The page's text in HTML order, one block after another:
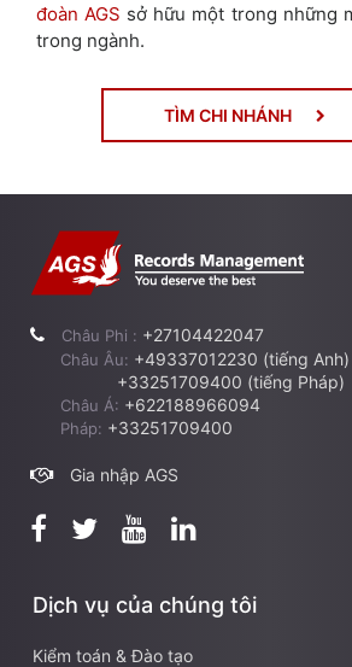
đoàn AGS sở hữu một trong những
trong ngành.
TÌM CHI NHÁNH
Châu Phi : +27104422047
Châu Âu: +49337012230 (tiếng Anh)
+33251709400 (tiếng Pháp)
Châu Á: +622188966094
Pháp: +33251709400
Gia nhập AGS
Dịch vụ của chúng tôi
Kiểm toán & Đào tạo